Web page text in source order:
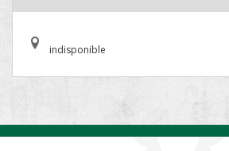
indisponible